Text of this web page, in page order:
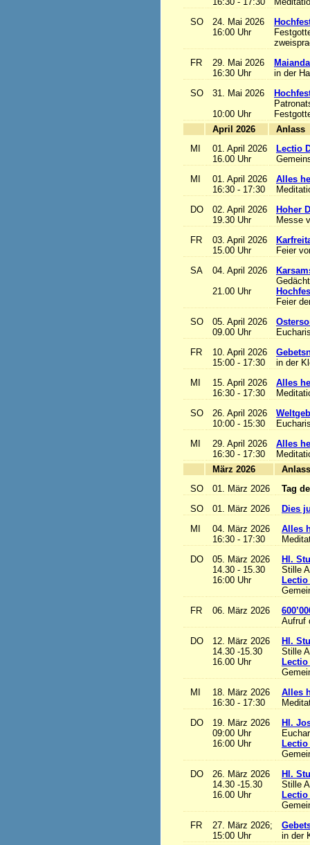
SO
24. Mai 2026
16:00 Uhr
FR
29. Mai 2026
16:30 Uhr
in der
SO
31. Mai 2026
10:00 Uhr
April 2026
MI
01. April 2026
16.00 Uhr
Lectio
MI
01. April 2026
16:30 - 17:30
Alles
DO
02. April 2026
19.30 Uhr
Hoher
Messe
FR
03. April 2026
15.00 Uhr
Feier
SA
04. April 2026
21.00 Uhr
Feier
SO
05. April 2026
09.00 Uhr
FR
10. April 2026
15:00 - 17:30
in der
MI
15. April 2026
16:30 - 17:30
Alles
SO
26. April 2026
10:00 - 15:30
MI
29. April 2026
16:30 - 17:30
Alles
März 2026
SO
01. März 2026
Tag
SO
01. März 2026
Dies
MI
04. März 2026
16:30 - 17:30
Alles
DO
05. März 2026
14.30 - 15.30
16:00 Uhr
Hl.
Stille
FR
06. März 2026
Aufruf
DO
12. März 2026
14.30 -15.30
16.00 Uhr
Hl.
Stille
MI
18. März 2026
16:30 - 17:30
Alles
DO
19. März 2026
09:00 Uhr
16:00 Uhr
Hl.
DO
26. März 2026
14.30 -15.30
16.00 Uhr
Hl.
Stille
FR
27. März 2026;
15:00 Uhr
in der